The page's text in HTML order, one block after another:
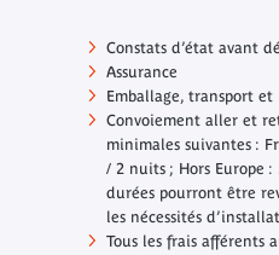
Constats d’état avant
Assurance
Emballage, transport
Convoiement aller et
minimales suivantes :
/ 2 nuits ; Hors Europe
durées pourront être
les nécessités
Tous les frais afférents